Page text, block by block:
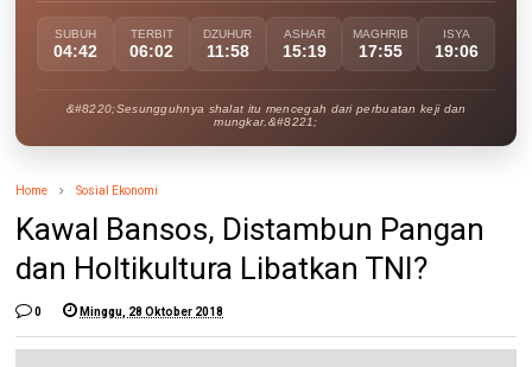
SUBUH
04:42
TERBIT
06:02
DZUHUR
11:58
ASHAR
15:19
MAGHRIB
17:55
ISYA
19:06
&#8220;Sesungguhnya shalat itu mencegah dari perbuatan keji dan
mungkar.&#8221;
Home Sosial Ekonomi
Kawal Bansos, Distambun Pangan
dan Holtikultura Libatkan TNI?
0 Minggu, 28 Oktober 2018